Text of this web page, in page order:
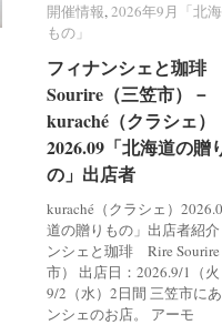
開催情報,2026年9月「北
もの」
フィナンシェと珈
Sourire（三笠市）－
kuraché（クラシェ）
2026.09「北海道の贈
の」出店者
kuraché（クラシェ）
道の贈りもの」出店者紹
ンシェと珈琲 Rire
市） 出店日：2026.9/1（
9/2（水）2日間 三笠市に
ンシェのお店。 アーモ
開催情報 2026年9月「北
もの」
フィナンシェと珈
Sourire（三笠市）－
kuraché（クラシェ）
2026.09「北海道の贈
の」出店者